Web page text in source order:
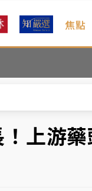
焦點
民權西路鷹架倒
捲風 榕樹連根拔起
、明天影響最劇烈
最高罰4800＋拖
！上游